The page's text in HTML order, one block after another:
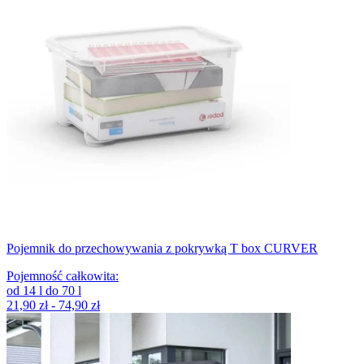
Pojemnik do przechowywania z pokrywką T box CURVER
Pojemność całkowita:
od 14 l do 70 l
21,90 zł - 74,90 zł